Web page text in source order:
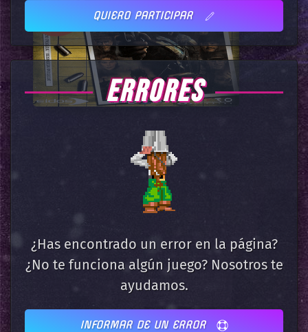
QUIERO PARTICIPAR
ERRORES
¿Has encontrado un error en la página?
¿No te funciona algún juego? Nosotros te
ayudamos.
INFORMAR DE UN ERROR